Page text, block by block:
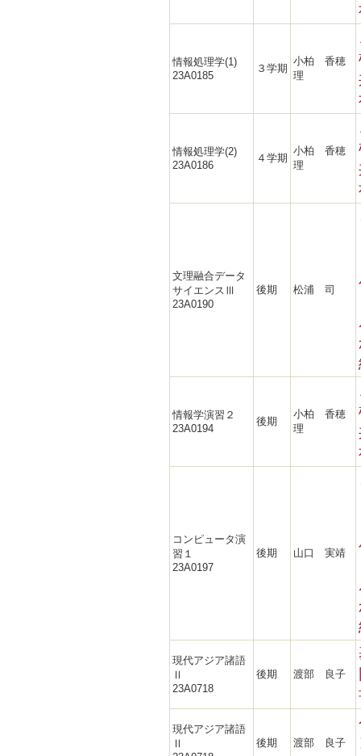
情報処理学(1)
23A0185
３学期
小柏 香穂
理
情報処理学(2)
23A0186
４学期
小柏 香穂
理
文理融合データ
サイエンスⅢ
23A0190
後期 松浦 司
情報学演習２
23A0194
後期
小柏 香穂
理
コンピュータ演
習１
23A0197
後期 山口 実靖
現代アジア諸語
Ⅱ
23A0718
後期 渡部 良子
現代アジア諸語
Ⅱ
後期 渡部 良子